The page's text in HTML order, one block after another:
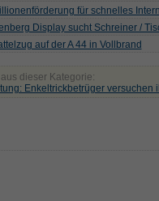
für schnelles
Display sucht Schreiner /
auf der A 44 in Vollbrand
aus dieser Kategorie:
Enkeltrickbetrüger versuchen